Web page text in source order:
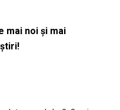
mai noi și mai